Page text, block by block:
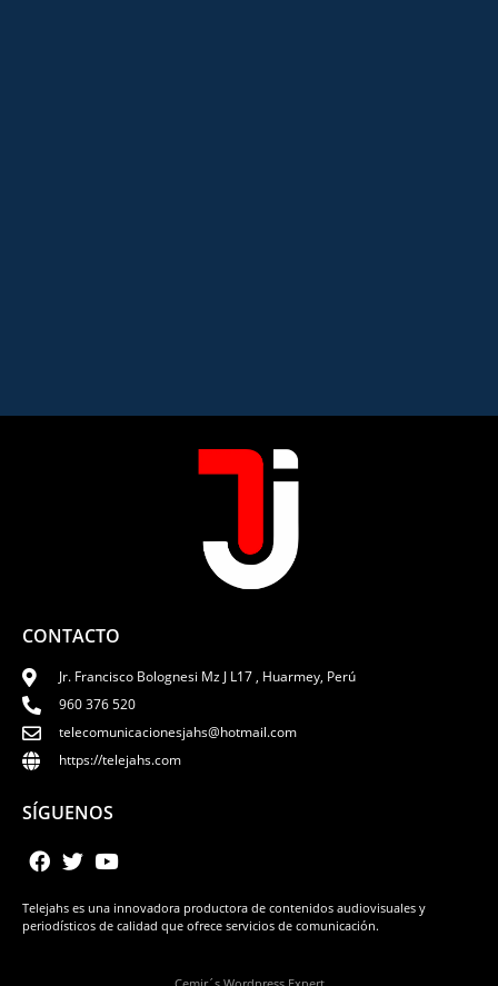
CONTACTO
Jr. Francisco Bolognesi Mz J L17 , Huarmey, Perú
960 376 520
telecomunicacionesjahs@hotmail.com
https://telejahs.com
SÍGUENOS
Telejahs es una innovadora productora de contenidos audiovisuales y
periodísticos de calidad que ofrece servicios de comunicación.